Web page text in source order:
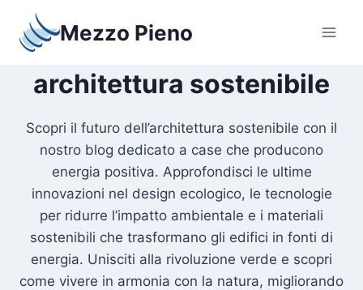
contenuto
Mezzo Pieno
architettura sostenibile
Scopri il futuro dell’architettura sostenibile con il
nostro blog dedicato a case che producono
energia positiva. Approfondisci le ultime
innovazioni nel design ecologico, le tecnologie
per ridurre l’impatto ambientale e i materiali
sostenibili che trasformano gli edifici in fonti di
energia. Unisciti alla rivoluzione verde e scopri
come vivere in armonia con la natura, migliorando